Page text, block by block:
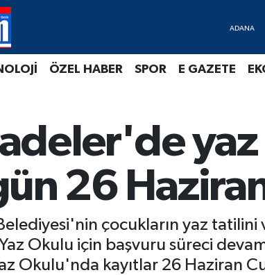
ÖZEL HABER SPOR E GAZETE
yaz
26
çocukların yaz
Okulu için başvuru süreci
Okulu'nda kayıtlar 26 Haziran
Fikstür